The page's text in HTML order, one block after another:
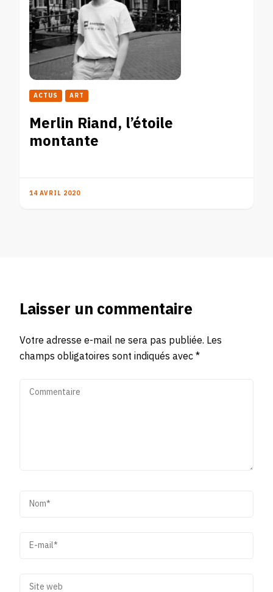
ACTUS ART
Merlin Riand, l’étoile
montante
14 AVRIL 2020
Laisser un commentaire
Votre adresse e-mail ne sera pas publiée. Les
champs obligatoires sont indiqués avec*